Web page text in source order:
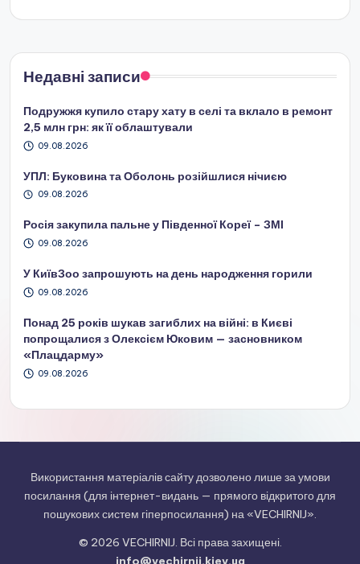
Недавні записи
Подружжя купило стару хату в селі та вклало в ремонт
2,5 млн грн: як її облаштували
09.08.2026
УПЛ: Буковина та Оболонь розійшлися нічиєю
09.08.2026
Росія закупила пальне у Південної Кореї – ЗМІ
09.08.2026
У КиївЗоо запрошують на день народження горили
09.08.2026
Понад 25 років шукав загиблих на війні: в Києві
попрощалися з Олексієм Юковим — засновником
«Плацдарму»
09.08.2026
Використання матеріалів сайту дозволено лише за умови
посилання (для інтернет-видань — прямого відкритого для
пошукових систем гіперпосилання) на «VECHIRNIJ».
© 2026 VECHIRNIJ. Всі права захищені.
info@vechirnij.kiev.ua